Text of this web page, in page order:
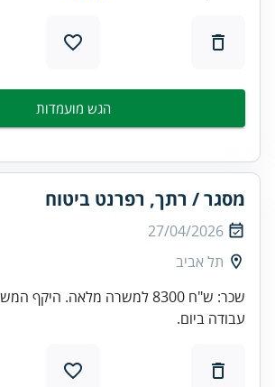
הגש מועמדות
מסגר / רתך, רפרנט ביטוח
27/04/2026
תל אביב
עבודה ביום.